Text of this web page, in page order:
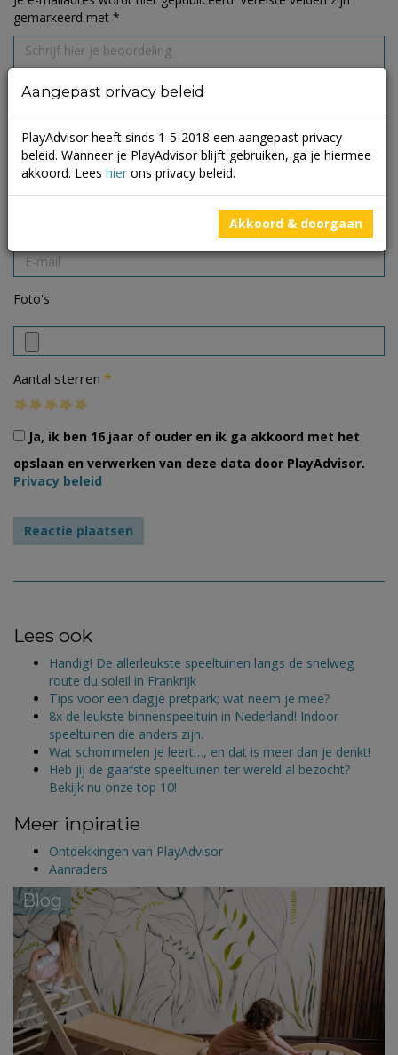
gemarkeerd met *
Foto's
Aantal sterren *
Ja, ik ben 16 jaar of ouder en ik ga akkoord met het
opslaan en verwerken van deze data door PlayAdvisor.
Privacy beleid
Lees ook
Handig! De allerleukste speeltuinen langs de snelweg
route du soleil in Frankrijk
Tips voor een dagje pretpark; wat neem je mee?
8x de leukste binnenspeeltuin in Nederland! Indoor
speeltuinen die anders zijn.
Wat schommelen je leert…, en dat is meer dan je denkt!
Heb jij de gaafste speeltuinen ter wereld al bezocht?
Bekijk nu onze top 10!
Meer inpiratie
Ontdekkingen van PlayAdvisor
Aanraders
Blog
Aangepast privacy beleid
PlayAdvisor heeft sinds 1-5-2018 een aangepast privacy
beleid. Wanneer je PlayAdvisor blijft gebruiken, ga je hiermee
akkoord. Lees hier ons privacy beleid.
Akkoord & doorgaan